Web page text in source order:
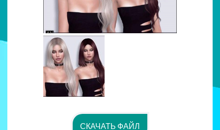
СКАЧАТЬ ФАЙЛ